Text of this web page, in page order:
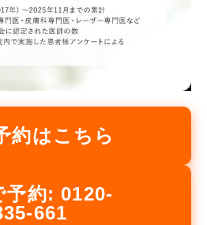
約はこちら
予約: 0120-
661